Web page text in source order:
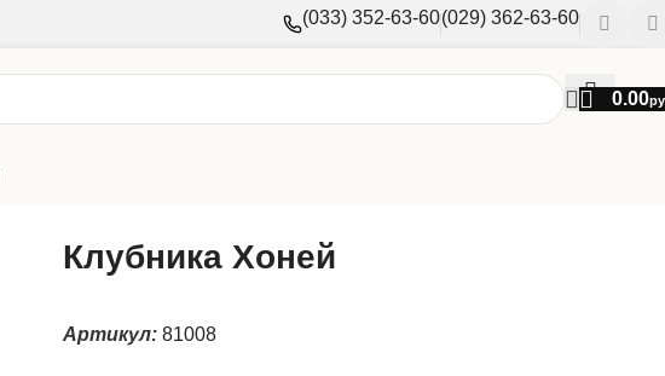
(033) 352-63-60(029) 362-63-60
0.00
Клубника Хоней
Артикул: 81008